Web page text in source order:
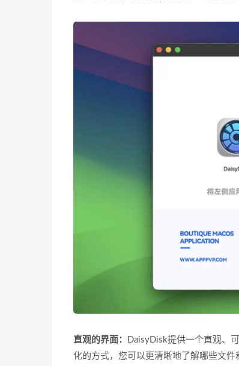
直观的界面：
DaisyDisk提供一个直观、
化的方式，您可以更清晰地了解哪些文件